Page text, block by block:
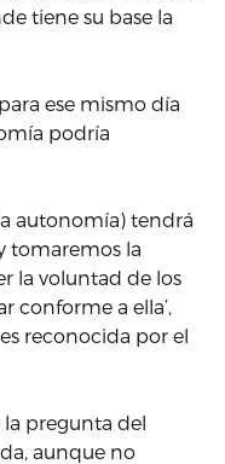
tiene su base la
ese mismo día
podría
autonomía) tendrá
tomaremos la
la voluntad de los
conforme a ella’,
reconocida por el
pregunta del
aunque no